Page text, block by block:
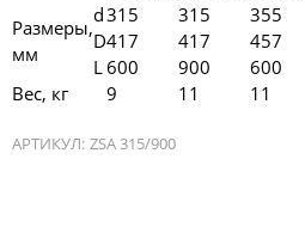
Размеры,
мм
d315 315 355
D417 417 457
L 600 900 600
Вес, кг
9 11 11
АРТИКУЛ: ZSA 315/900